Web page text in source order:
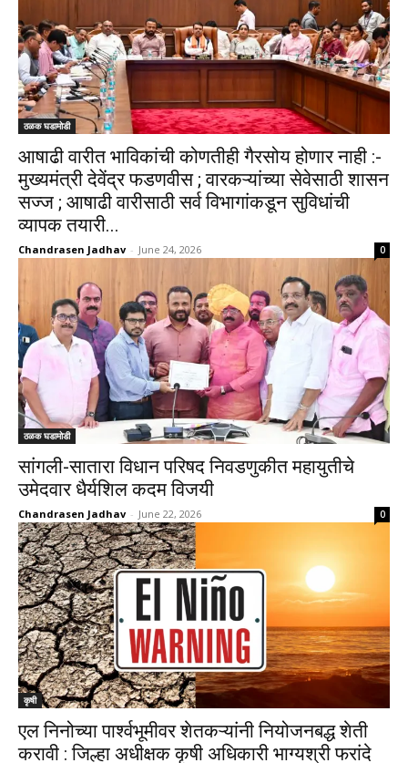
ठळक घडामोडी
आषाढी वारीत भाविकांची कोणतीही गैरसोय होणार नाही :-
मुख्यमंत्री देवेंद्र फडणवीस ; वारकऱ्यांच्या सेवेसाठी शासन
सज्ज ; आषाढी वारीसाठी सर्व विभागांकडून सुविधांची
व्यापक तयारी...
Chandrasen Jadhav - June 24, 2026 0
ठळक घडामोडी
सांगली-सातारा विधान परिषद निवडणुकीत महायुतीचे
उमेदवार धैर्यशिल कदम विजयी
Chandrasen Jadhav - June 22, 2026 0
कृषी
एल निनोच्या पार्श्वभूमीवर शेतकऱ्यांनी नियोजनबद्ध शेती
करावी : जिल्हा अधीक्षक कृषी अधिकारी भाग्यश्री फरांदे